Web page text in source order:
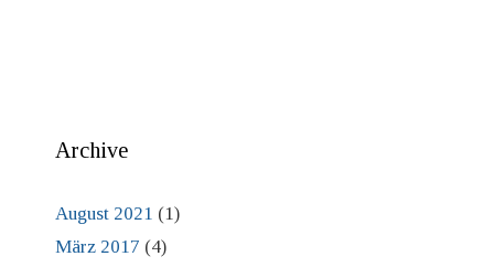
Archive
August 2021 (1)
März 2017 (4)